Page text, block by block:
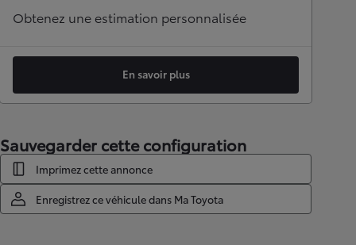
Obtenez une estimation personnalisée
En savoir plus
Sauvegarder cette configuration
Imprimez cette annonce
Enregistrez ce véhicule dans Ma Toyota